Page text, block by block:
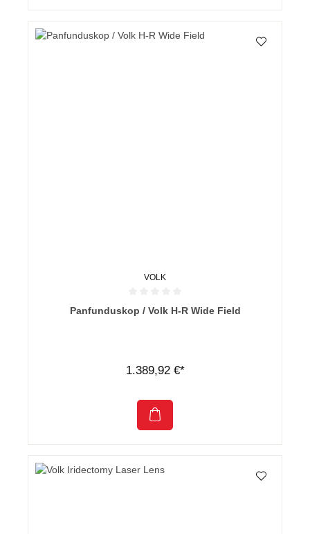
VOLK
Durchschnittliche Bewertung von 0 von 5 Sternen
Panfunduskop / Volk H-R Wide Field
1.389,92 €*